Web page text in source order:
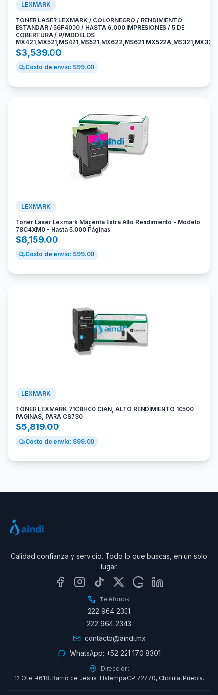
LEXMARK
TONER LASER LEXMARK / COLORNEGRO / RENDIMIENTO
ESTANDAR / 56F4000 / HASTA 6,000 IMPRESIONES / 5 DE
COBERTURA / P/MODELOS
MX421,MX521,MS421,MS521,MX622,MS621,MX522A,MS321,MX321
$3,539.00
Costo de envío: $99.00
LEXMARK
Toner Láser Lexmark Magenta Extra Alto Rendimiento - Modelo
78C4XM0 - Hasta 5,000 Páginas
$6,159.00
Costo de envío: $99.00
LEXMARK
TONER LEXMARK 71C8HC0 CIAN, ALTO RENDIMIENTO 10500
PAGINAS, PARA CS730
$5,819.00
Costo de envío: $99.00
Calidad confianza y servicio. Todo lo que buscas, en un solo
lugar.
Teléfonos:
222 964 2331
222 964 2343
contacto@aindi.mx
WhatsApp: +52 221 170 8301
Dirección:
12 Ote. #618, Barrio de Jesús Tlatempa,CP 72770, Cholula, Puebla.